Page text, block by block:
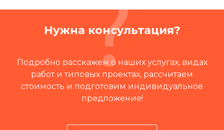
Нужна консультация?
Подробно расскажем о наших услугах, видах
работ и типовых проектах, рассчитаем
стоимость и подготовим индивидуальное
предложение!